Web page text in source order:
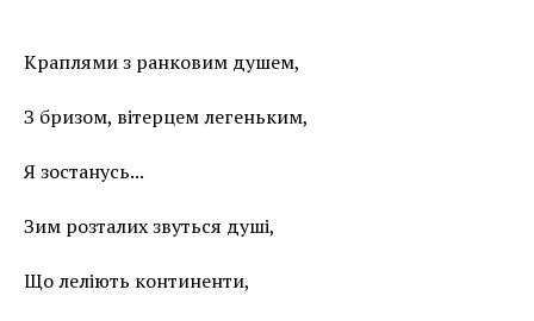
Краплями з ранковим душем,
З бризом, вітерцем легеньким,
Я зостанусь...
Зим розталих звуться душі,
Що леліють континенти,